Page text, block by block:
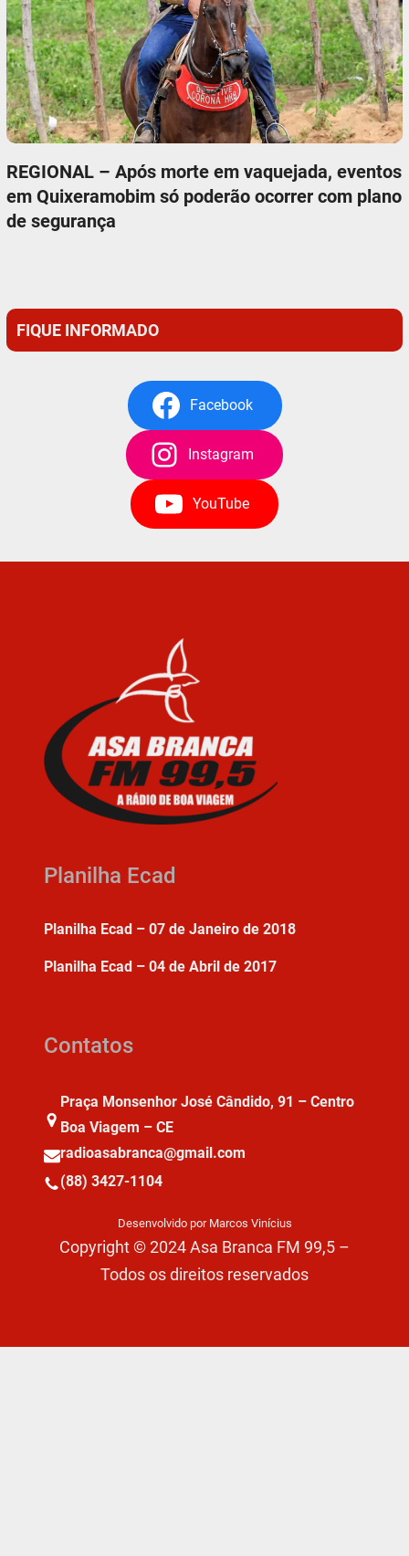
REGIONAL – Após morte em vaquejada, eventos
em Quixeramobim só poderão ocorrer com plano
de segurança
FIQUE INFORMADO
Facebook
Instagram
YouTube
Planilha Ecad
Planilha Ecad – 07 de Janeiro de 2018
Planilha Ecad – 04 de Abril de 2017
Contatos
Praça Monsenhor José Cândido, 91 – Centro
Boa Viagem – CE
radioasabranca@gmail.com
(88) 3427-1104
Desenvolvido por Marcos Vinícius
Copyright © 2024 Asa Branca FM 99,5 –
Todos os direitos reservados